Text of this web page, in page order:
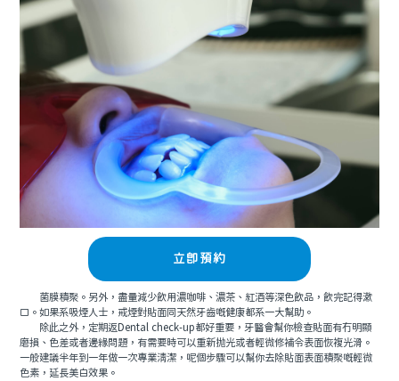
立即預約
菌膜積聚。另外，盡量減少飲用濃咖啡、濃茶、紅酒等深色飲品，飲完記得漱
口。如果系吸煙人士，戒煙對貼面同天然牙齒嘅健康都系一大幫助。
除此之外，定期返Dental check-up都好重要，牙醫會幫你檢查貼面有冇明顯
磨損、色差或者邊緣問題，有需要時可以重新抛光或者輕微修補令表面恢複光滑。
一般建議半年到一年做一次專業清潔，呢個步驟可以幫你去除貼面表面積聚嘅輕微
色素，延長美白效果。